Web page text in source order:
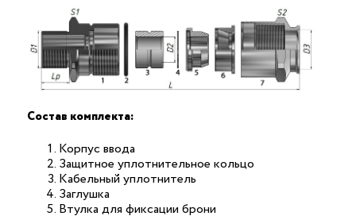
Состав комплекта:
Корпус ввода
Защитное уплотнительное кольцо
Кабельный уплотнитель
Заглушка
Втулка для фиксации брони